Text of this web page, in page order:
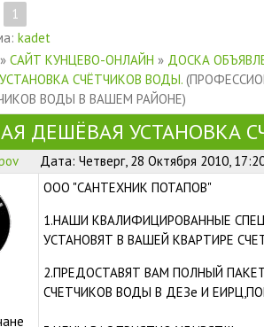
1
kadet
» САЙТ КУНЦЕВО-ОНЛАЙН » ДОСКА
СЧЁТЧИКОВ ВОДЫ.
ВОДЫ В ВАШЕМ РАЙОНЕ)
ДЕШЁВАЯ УСТАНОВКА
Дата: Четверг, 28 Октября 2010,
ООО "САНТЕХНИК ПОТАПОВ"
1.НАШИ КВАЛИФИЦИРОВАННЫЕ
УСТАНОВЯТ В ВАШЕЙ КВАРТИРЕ
2.ПРЕДОСТАВЯТ ВАМ ПОЛНЫЙ
СЧЕТЧИКОВ ВОДЫ В ДЕЗе И